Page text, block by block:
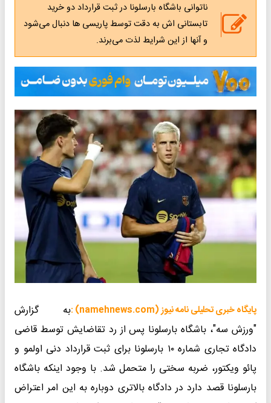
ناتوانی باشگاه بارسلونا در ثبت قرارداد دو خرید
تابستانی اش به دقت توسط پاریسی ها دنبال می‌شود
و آنها از این شرایط لذت می‌برند.
پایگاه خبری تحلیلی نامه نیوز (namehnews.com) :
به گزارش
"ورزش سه"، باشگاه بارسلونا پس از رد تقاضایش توسط قاضی
دادگاه تجاری شماره ۱۰ بارسلونا برای ثبت قرارداد دنی اولمو و
پائو ویکتور، ضربه سختی را متحمل شد. با وجود اینکه باشگاه
بارسلونا قصد دارد در دادگاه بالاتری دوباره به این امر اعتراض